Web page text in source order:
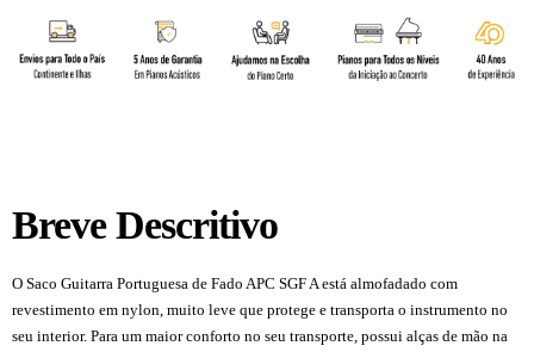
Breve Descritivo
O Saco Guitarra Portuguesa de Fado APC SGF A está almofadado com
revestimento em nylon, muito leve que protege e transporta o instrumento no
seu interior. Para um maior conforto no seu transporte, possui alças de mão na